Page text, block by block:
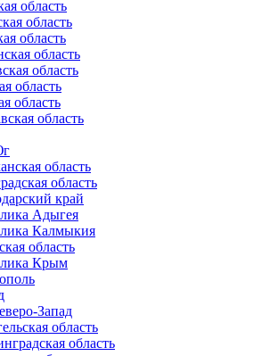
область
область
область
область
область
область
область
область
область
область
край
Адыгея
Калмыкия
область
Крым
Запад
область
область